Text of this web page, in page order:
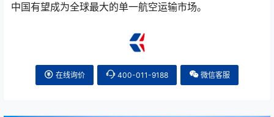
中国有望成为全球最大的单一航空运输市场。
在线询价 400-011-9188 微信客服